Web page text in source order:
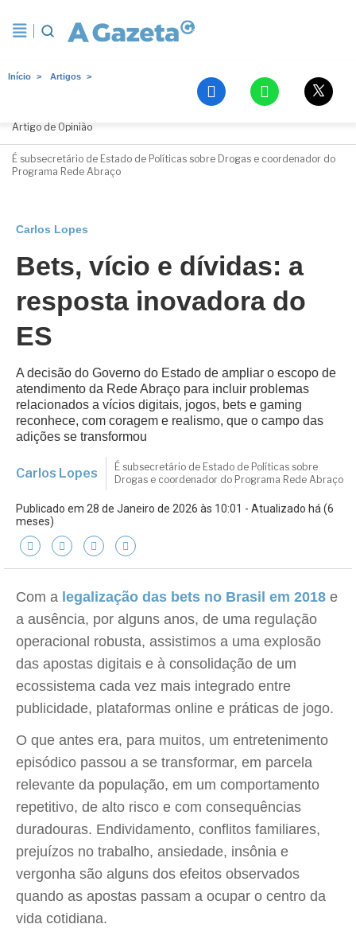
Início Artigos
Artigo de Opinião
É subsecretário de Estado de Políticas sobre Drogas e coordenador do
Programa Rede Abraço
Carlos Lopes
Bets, vício e dívidas: a
resposta inovadora do
ES
A decisão do Governo do Estado de ampliar o escopo de
atendimento da Rede Abraço para incluir problemas
relacionados a vícios digitais, jogos, bets e gaming
reconhece, com coragem e realismo, que o campo das
adições se transformou
Carlos Lopes
É subsecretário de Estado de Políticas sobre
Drogas e coordenador do Programa Rede Abraço
Publicado em 28 de Janeiro de 2026 às 10:01 - Atualizado há (6
meses)
Com a legalização das bets no Brasil em 2018 e
a ausência, por alguns anos, de uma regulação
operacional robusta, assistimos a uma explosão
das apostas digitais e à consolidação de um
ecossistema cada vez mais integrado entre
publicidade, plataformas online e práticas de jogo.
O que antes era, para muitos, um entretenimento
episódico passou a se transformar, em parcela
relevante da população, em um comportamento
repetitivo, de alto risco e com consequências
duradouras. Endividamento, conflitos familiares,
prejuízos no trabalho, ansiedade, insônia e
vergonha são alguns dos efeitos observados
quando as apostas passam a ocupar o centro da
vida cotidiana.